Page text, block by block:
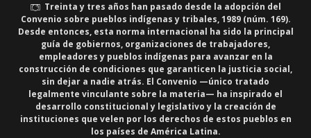
Treinta y tres años han pasado desde la adopción del
Convenio sobre pueblos indígenas y tribales, 1989 (núm. 169).
Desde entonces, esta norma internacional ha sido la principal
guía de gobiernos, organizaciones de trabajadores,
empleadores y pueblos indígenas para avanzar en la
construcción de condiciones que garanticen la justicia social,
sin dejar a nadie atrás. El Convenio —único tratado
legalmente vinculante sobre la materia— ha inspirado el
desarrollo constitucional y legislativo y la creación de
instituciones que velen por los derechos de estos pueblos en
los países de América Latina.